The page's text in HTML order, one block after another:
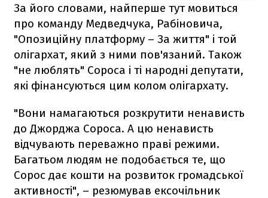
За його словами, найперше тут мовиться
про команду Медведчука, Рабіновича,
"Опозиційну платформу – За життя" і той
олігархат, який з ними пов'язаний. Також
"не люблять" Сороса і ті народні депутати,
які фінансуються цим колом олігархату.
"Вони намагаються розкрутити ненависть
до Джорджа Сороса. А цю ненависть
відчувають переважно праві режими.
Багатьом людям не подобається те, що
Сорос дає кошти на розвиток громадської
активності", – резюмував ексочільник